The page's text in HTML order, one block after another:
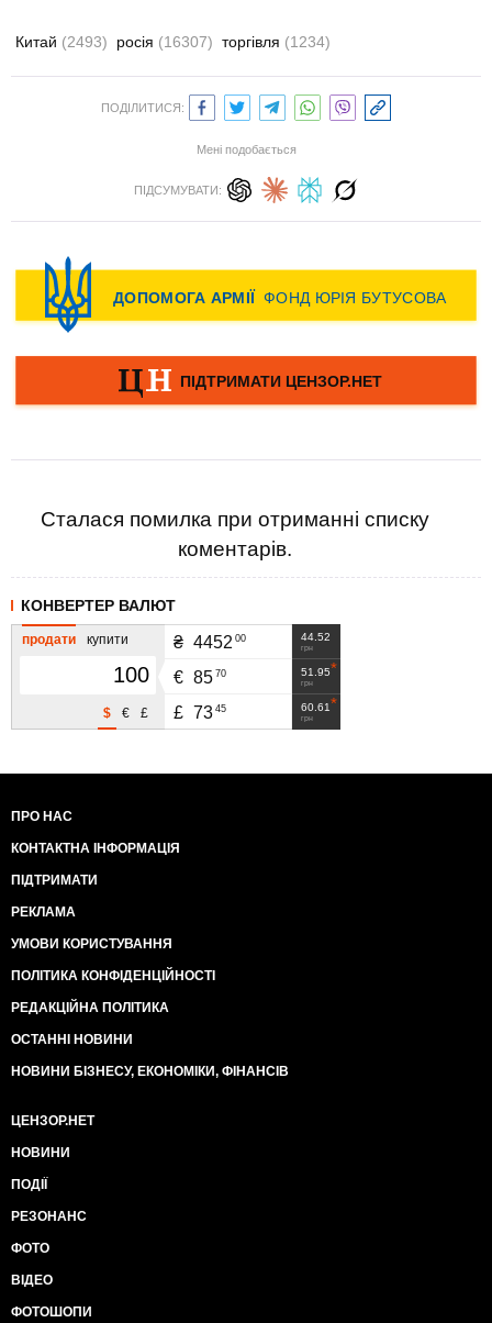
Китай (2493) росія (16307) торгівля (1234)
ПОДІЛИТИСЯ:
Мені подобається
ПІДСУМУВАТИ:
Сталася помилка при отриманні списку
коментарів.
КОНВЕРТЕР ВАЛЮТ
продати купити
£
€
$
44.52
грн
₴ 4452 00
51.95
грн
€ 85 70
60.61
грн
£ 73 45
ПРО НАС
КОНТАКТНА ІНФОРМАЦІЯ
ПІДТРИМАТИ
РЕКЛАМА
УМОВИ КОРИСТУВАННЯ
ПОЛІТИКА КОНФІДЕНЦІЙНОСТІ
РЕДАКЦІЙНА ПОЛІТИКА
ОСТАННІ НОВИНИ
НОВИНИ БІЗНЕСУ, ЕКОНОМІКИ, ФІНАНСІВ
ЦЕНЗОР.НЕТ
НОВИНИ
ПОДІЇ
РЕЗОНАНС
ФОТО
ВІДЕО
ФОТОШОПИ